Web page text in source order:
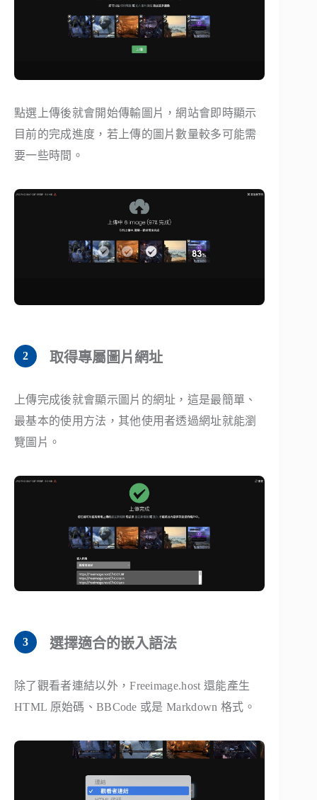
點選上傳後就會開始傳輸圖片，網站會即時顯示
目前的完成進度，若上傳的圖片數量較多可能需
要一些時間。
取得專屬圖片網址
上傳完成後就會顯示圖片的網址，這是最簡單、
最基本的使用方法，其他使用者透過網址就能瀏
覽圖片。
選擇適合的嵌入語法
除了觀看者連結以外，Freeimage.host 還能產生
HTML 原始碼、BBCode 或是 Markdown 格式。